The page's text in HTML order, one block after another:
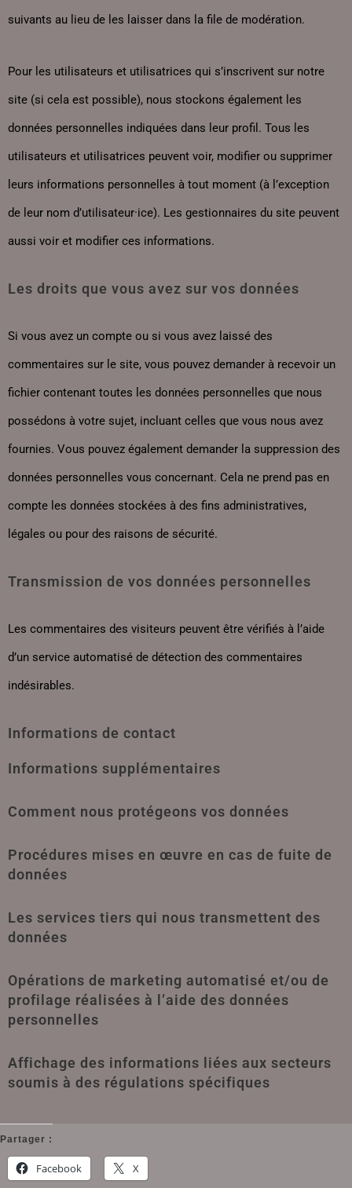
suivants au lieu de les laisser dans la file de modération.
Pour les utilisateurs et utilisatrices qui s’inscrivent sur notre
site (si cela est possible), nous stockons également les
données personnelles indiquées dans leur profil. Tous les
utilisateurs et utilisatrices peuvent voir, modifier ou supprimer
leurs informations personnelles à tout moment (à l’exception
de leur nom d’utilisateur·ice). Les gestionnaires du site peuvent
aussi voir et modifier ces informations.
Les droits que vous avez sur vos données
Si vous avez un compte ou si vous avez laissé des
commentaires sur le site, vous pouvez demander à recevoir un
fichier contenant toutes les données personnelles que nous
possédons à votre sujet, incluant celles que vous nous avez
fournies. Vous pouvez également demander la suppression des
données personnelles vous concernant. Cela ne prend pas en
compte les données stockées à des fins administratives,
légales ou pour des raisons de sécurité.
Transmission de vos données personnelles
Les commentaires des visiteurs peuvent être vérifiés à l’aide
d’un service automatisé de détection des commentaires
indésirables.
Informations de contact
Informations supplémentaires
Comment nous protégeons vos données
Procédures mises en œuvre en cas de fuite de
données
Les services tiers qui nous transmettent des
données
Opérations de marketing automatisé et/ou de
profilage réalisées à l’aide des données
personnelles
Affichage des informations liées aux secteurs
soumis à des régulations spécifiques
Partager :
Facebook X